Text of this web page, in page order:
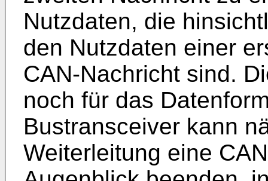
Nutzdaten, die
den Nutzdaten einer
CAN-Nachricht sind.
noch für das
Bustransceiver kann
Weiterleitung eine